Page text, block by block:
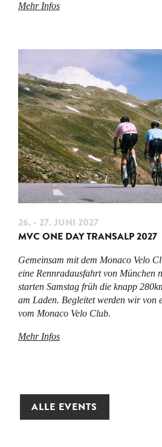
Mehr Infos
26. - 27. JUNI 2027
MVC ONE DAY TRANSALP 2027
Gemeinsam mit dem Monaco Velo
eine Rennradausfahrt von München
starten Samstag früh die knapp
am Laden. Begleitet werden wir von
vom Monaco Velo Club.
Mehr Infos
ALLE EVENTS